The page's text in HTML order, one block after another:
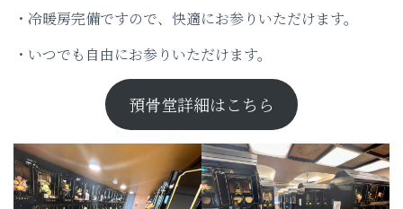
・冷暖房完備ですので、快適にお参りいただけます。
・いつでも自由にお参りいただけます。
預骨堂詳細はこちら